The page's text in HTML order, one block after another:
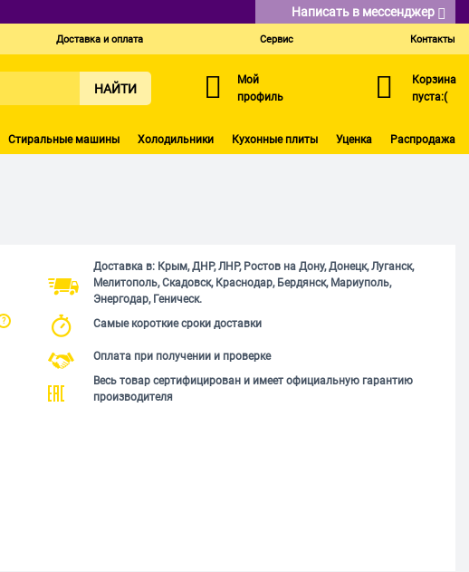
Написать в мессенджер
Доставка и оплата Сервис Контакты
НАЙТИ
Мой
профиль
Корзина
пуста:(
Стиральные машины Холодильники Кухонные плиты Уценка Распродажа
?
Доставка в: Крым, ДНР, ЛНР, Ростов на Дону, Донецк, Луганск,
Мелитополь, Скадовск, Краснодар, Бердянск, Мариуполь,
Энергодар, Геническ.
Самые короткие сроки доставки
Оплата при получении и проверке
Весь товар сертифицирован и имеет официальную гарантию
производителя